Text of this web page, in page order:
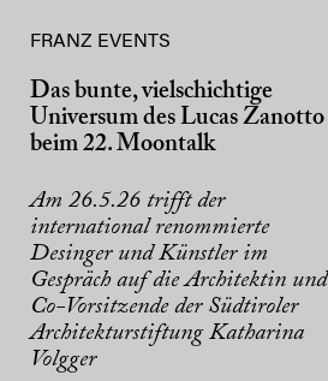
FRANZ EVENTS
Das bunte, vielschichtige
Universum des Lucas Zanotto
beim 22. Moontalk
Am 26.5.26 trifft der
international renommierte
Desinger und Künstler im
Gespräch auf die Architektin und
Co-Vorsitzende der Südtiroler
Architekturstiftung Katharina
Volgger